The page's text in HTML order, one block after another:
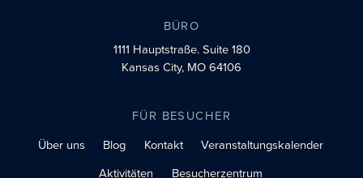
BÜRO
1111 Hauptstraße.Suite 180
Kansas City, MO 64106
FÜR BESUCHER
Über uns
Blog Kontakt
Veranstaltungskalender
Aktivitäten
Besucherzentrum